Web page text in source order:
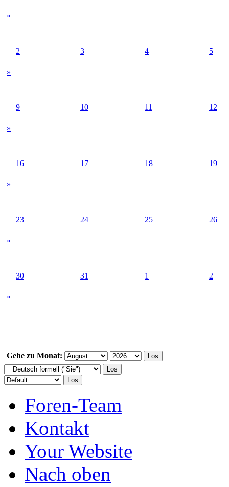
»
»
2 3 4 5
»
9 10 11 12
»
16 17 18 19
»
23 24 25 26
»
30 31 1 2
Gehe zu Monat:
Foren-Team
Kontakt
Your Website
Nach oben